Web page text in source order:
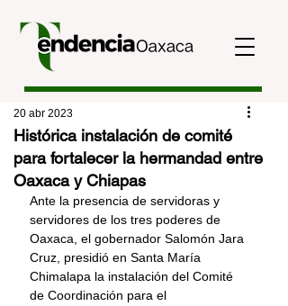
Histórica instalación de comité
para fortalecer la hermandad entre
Oaxaca y Chiapas
20 abr 2023
Ante la presencia de servidoras y
servidores de los tres poderes de
Oaxaca, el gobernador Salomón Jara
Cruz, presidió en Santa María
Chimalapa la instalación del Comité
de Coordinación para el